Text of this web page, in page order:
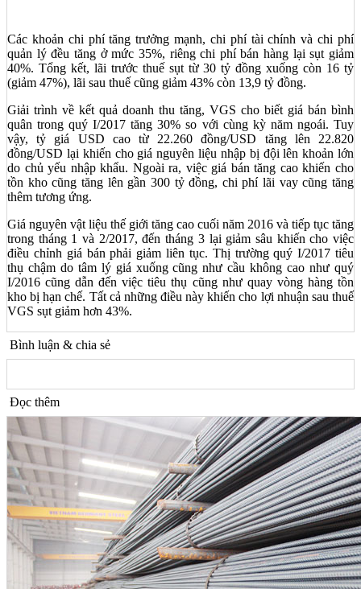
Các khoản chi phí tăng trưởng mạnh, chi phí tài chính và chi phí
quản lý đều tăng ở mức 35%, riêng chi phí bán hàng lại sụt giảm
40%. Tổng kết, lãi trước thuế sụt từ 30 tỷ đồng xuống còn 16 tỷ
(giảm 47%), lãi sau thuế cũng giảm 43% còn 13,9 tỷ đồng.
Giải trình về kết quả doanh thu tăng, VGS cho biết giá bán bình
quân trong quý I/2017 tăng 30% so với cùng kỳ năm ngoái. Tuy
vậy, tỷ giá USD cao từ 22.260 đồng/USD tăng lên 22.820
đồng/USD lại khiến cho giá nguyên liệu nhập bị đội lên khoản lớn
do chủ yếu nhập khẩu. Ngoài ra, việc giá bán tăng cao khiến cho
tồn kho cũng tăng lên gần 300 tỷ đồng, chi phí lãi vay cũng tăng
thêm tương ứng.
Giá nguyên vật liệu thế giới tăng cao cuối năm 2016 và tiếp tục tăng
trong tháng 1 và 2/2017, đến tháng 3 lại giảm sâu khiến cho việc
điều chỉnh giá bán phải giảm liên tục. Thị trường quý I/2017 tiêu
thụ chậm do tâm lý giá xuống cũng như cầu không cao như quý
I/2016 cũng dẫn đến việc tiêu thụ cũng như quay vòng hàng tồn
kho bị hạn chế. Tất cả những điều này khiến cho lợi nhuận sau thuế
VGS sụt giảm hơn 43%.
Bình luận & chia sẻ
Đọc thêm